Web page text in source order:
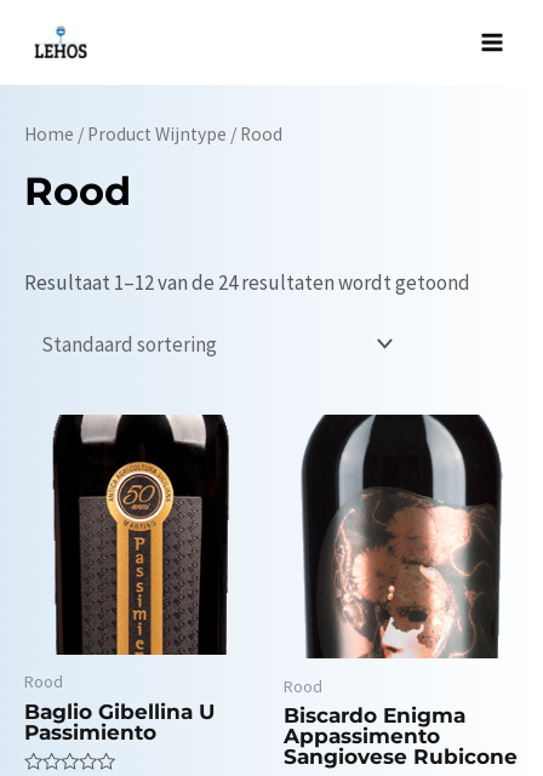
naar
de
inhoud
Home / Product Wijntype / Rood
Rood
Resultaat 1–12 van de 24 resultaten wordt getoond
Rood
Baglio Gibellina U
Passimiento
Rood
Biscardo Enigma
Appassimento
Sangiovese Rubicone